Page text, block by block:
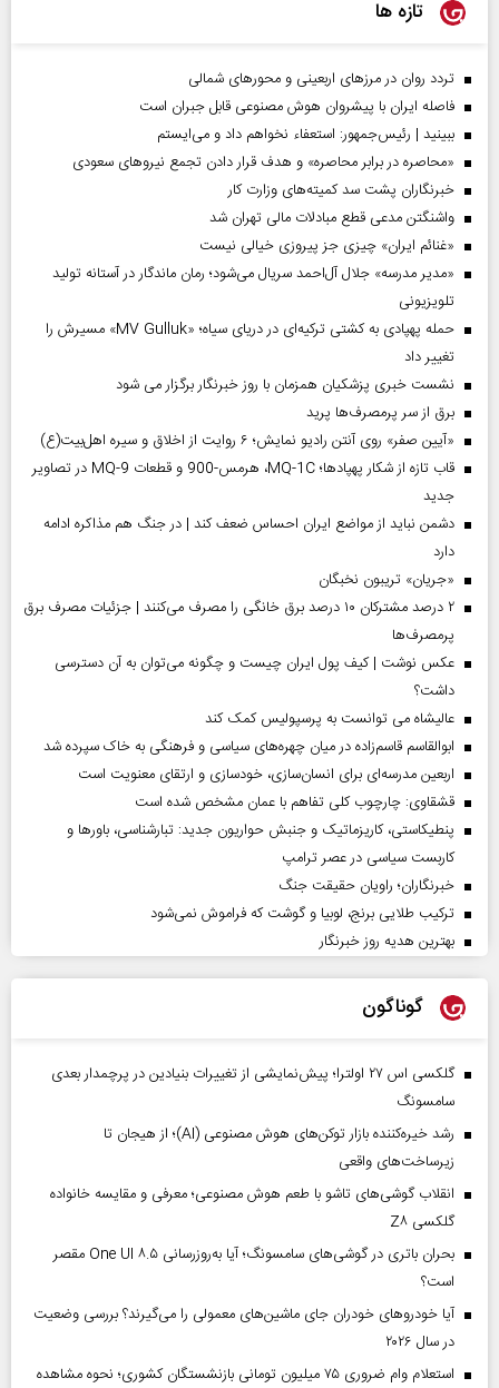
تازه ها
تردد روان در مرزهای اربعینی و محورهای شمالی
فاصله ایران با پیشرو‌ان هوش مصنوعی قابل جبران است
ببینید | رئیس‌جمهور: استعفاء نخواهم داد و می‌ایستم
«محاصره در برابر محاصره» و هدف قرار دادن تجمع نیروهای سعودی
خبرنگاران پشت سد کمیته‌های وزارت کار
واشنگتن مدعی قطع مبادلات مالی تهران شد
«غنائم ایران» چیزی جز پیروزی خیالی نیست
«مدیر مدرسه» جلال آل‌احمد سریال می‌شود؛ رمان ماندگار در آستانه تولید
تلویزیونی
حمله پهپادی به کشتی ترکیه‌ای در دریای سیاه؛ «MV Gulluk» مسیرش را
تغییر داد
نشست خبری پزشکیان همزمان با روز خبرنگار برگزار می شود
برق از سر پرمصرف‌ها پرید
«آیین صفر» روی آنتن رادیو نمایش؛ ۶ روایت از اخلاق و سیره اهل‌بیت(ع)
قاب تازه از شکار پهپادها؛ MQ-1C، هرمس-900 و قطعات MQ-9 در تصاویر
جدید
دشمن نباید از مواضع ایران احساس ضعف کند | در جنگ هم مذاکره ادامه
دارد
«جریان» تریبون نخبگان
۲ درصد مشترکان ۱۰ درصد برق خانگی را مصرف می‌کنند | جزئیات مصرف برق
پرمصرف‌ها
عکس نوشت | کیف پول ایران چیست و چگونه می‌توان به آن دسترسی
داشت؟
عالیشاه می توانست به پرسپولیس کمک کند
ابوالقاسم قاسم‌زاده در میان چهره‌های سیاسی و فرهنگی به خاک سپرده شد
اربعین مدرسه‌ای برای انسان‌سازی، خودسازی و ارتقای معنویت است
قشقاوی: چارچوب کلی تفاهم با عمان مشخص شده است
پنطیکاستی، کاریزماتیک و جنبش حواریون جدید: تبارشناسی، باور‌ها و
کاربست سیاسی در عصر ترامپ
خبرنگاران؛ راویان حقیقت جنگ
ترکیب طلایی برنج، لوبیا و گوشت که فراموش نمی‌شود
بهترین هدیه روز خبرنگار
گوناگون
گلکسی اس ۲۷ اولترا؛ پیش‌نمایشی از تغییرات بنیادین در پرچمدار بعدی
سامسونگ
رشد خیره‌کننده بازار توکن‌های هوش مصنوعی (AI)؛ از هیجان تا
زیرساخت‌های واقعی
انقلاب گوشی‌های تاشو‌ با طعم هوش مصنوعی؛ معرفی و مقایسه خانواده
گلکسی Z۸
بحران باتری در گوشی‌های سامسونگ؛ آیا به‌روزرسانی One UI ۸.۵ مقصر
است؟
آیا خودروهای خودران جای ماشین‌های معمولی را می‌گیرند؟ بررسی وضعیت
در سال ۲۰۲۶
استعلام وام ضروری ۷۵ میلیون تومانی بازنشستگان کشوری؛ نحوه مشاهده